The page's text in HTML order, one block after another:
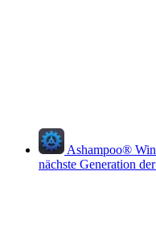
Ashampoo®
nächste Generation